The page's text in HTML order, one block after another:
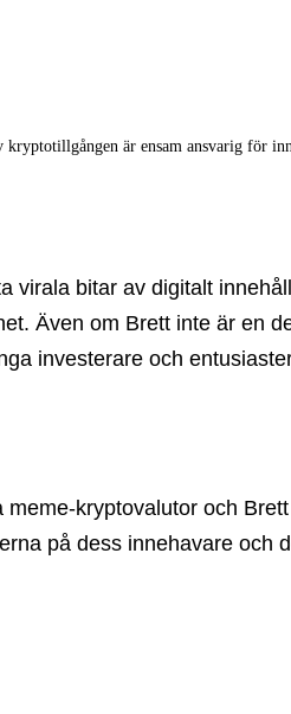
är ensam ansvarig för
bitar av digitalt
Även om Brett inte är en
investerare och
kryptovalutor och
på dess innehavare och